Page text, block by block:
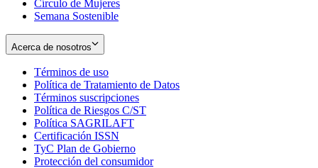
Círculo de Mujeres
Semana Sostenible
Acerca de nosotros
Términos de uso
in
new
window
Política de Tratamiento de Datos
Términos suscripciones
in
Política de Riesgos C/ST
Política SAGRILAFT
new
window
Certificación ISSN
in
new
TyC Plan de Gobierno
in
Protección del consumidorOpens